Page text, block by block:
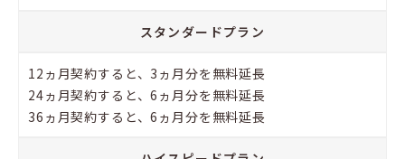
スタンダードプラン
12ヵ月契約すると、3ヵ月分を無料延長
24ヵ月契約すると、6ヵ月分を無料延長
36ヵ月契約すると、6ヵ月分を無料延長